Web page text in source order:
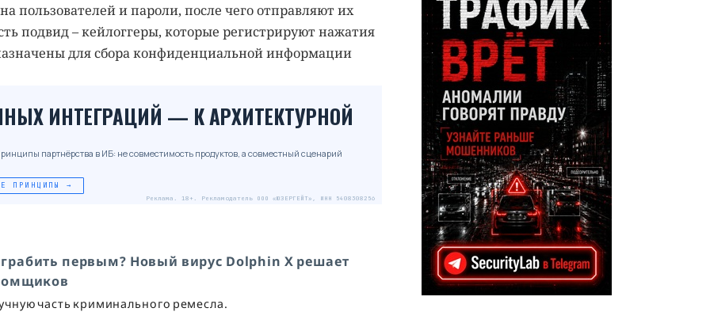
пользователей и пароли, после чего отправляют их
подвид – кейлоггеры, которые регистрируют нажатия
для сбора конфиденциальной информации
ИНТЕГРАЦИЙ — К АРХИТЕКТУРНОЙ
партнёрства в ИБ: не совместимость продуктов, а совместный сценарий
ПРИНЦИПЫ →
Реклама. 18+. Рекламодатель ООО «ЮЗЕРГЕЙТ», ИНН 5408308256
первым? Новый вирус Dolphin X решает
часть криминального ремесла.